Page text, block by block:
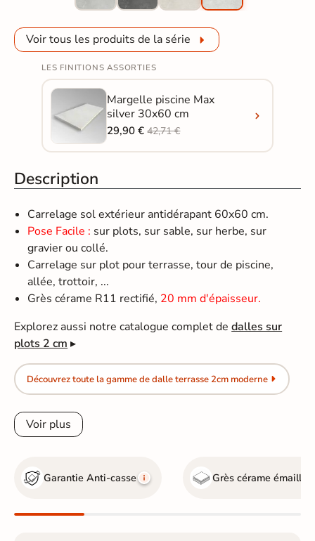
Voir tous les produits de la série
LES FINITIONS ASSORTIES
Margelle piscine Max
silver 30x60 cm
29,90 €42,71 €
Description
Carrelage sol extérieur antidérapant 60x60 cm.
Pose Facile : sur plots, sur sable, sur herbe, sur
gravier ou collé.
Carrelage sur plot pour terrasse, tour de piscine,
allée, trottoir, ...
Grès cérame R11 rectifié, 20 mm d'épaisseur.
Explorez aussi notre catalogue complet dedalles sur
plots 2 cm ▸
Découvrez toute la gamme de dalle terrasse 2cm moderne
Voir plus
Garantie Anti-casse Grès cérame émaillé